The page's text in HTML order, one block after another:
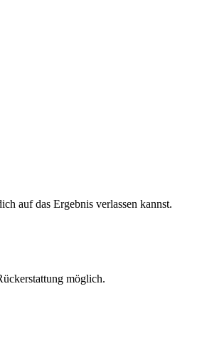
auf das Ergebnis verlassen kannst.
möglich.